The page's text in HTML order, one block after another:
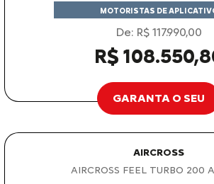
MOTORISTAS DE
De: R$ 117.990,00
R$
GARANTA O SEU
AIRCROSS
AIRCROSS FEEL TURBO 200